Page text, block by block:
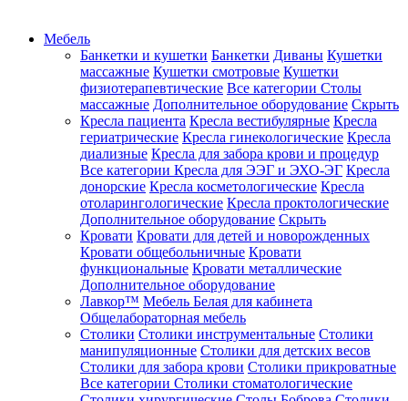
Мебель
Банкетки и кушетки Банкетки Диваны Кушетки
массажные Кушетки смотровые Кушетки
физиотерапевтические Все категории Столы
массажные Дополнительное оборудование Скрыть
Кресла пациента Кресла вестибулярные Кресла
гериатрические Кресла гинекологические Кресла
диализные Кресла для забора крови и процедур
Все категории Кресла для ЭЭГ и ЭХО-ЭГ Кресла
донорские Кресла косметологические Кресла
отоларингологические Кресла проктологические
Дополнительное оборудование Скрыть
Кровати Кровати для детей и новорожденных
Кровати общебольничные Кровати
функциональные Кровати металлические
Дополнительное оборудование
Лавкор™ Мебель Белая для кабинета
Общелабораторная мебель
Столики Столики инструментальные Столики
манипуляционные Столики для детских весов
Столики для забора крови Столики прикроватные
Все категории Столики стоматологические